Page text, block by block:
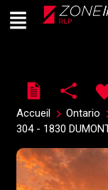
Live
En Direct
Menu
Accueil Ontario
304 - 1830